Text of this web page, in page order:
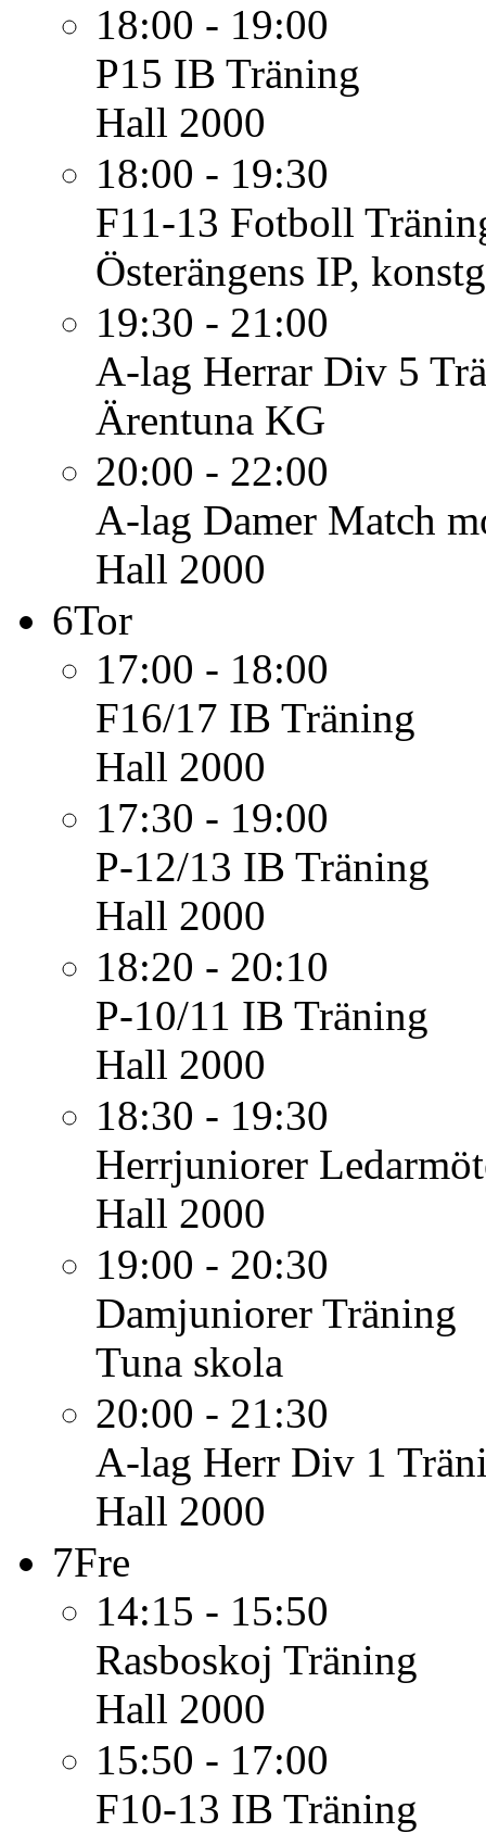
18:00 - 19:00
P15 IB Träning
Hall 2000
18:00 - 19:30
F11-13 Fotboll
Österängens IP,
19:30 - 21:00
A-lag Herrar Div 5
Ärentuna KG
20:00 - 22:00
A-lag Damer Match
Hall 2000
6Tor
17:00 - 18:00
F16/17 IB Träning
Hall 2000
17:30 - 19:00
P-12/13 IB Träning
Hall 2000
18:20 - 20:10
P-10/11 IB Träning
Hall 2000
18:30 - 19:30
Herrjuniorer
Hall 2000
19:00 - 20:30
Damjuniorer Träning
Tuna skola
20:00 - 21:30
A-lag Herr Div 1
Hall 2000
7Fre
14:15 - 15:50
Rasboskoj Träning
Hall 2000
15:50 - 17:00
F10-13 IB Träning